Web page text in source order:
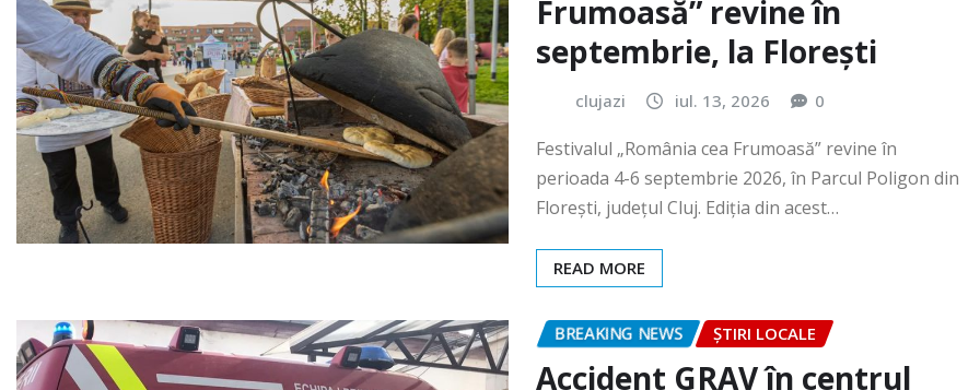
clujazi iul. 13, 2026 0
Festivalul „România cea Frumoasă” revine în
perioada 4-6 septembrie 2026, în Parcul Poligon din
Floreşti, județul Cluj. Ediția din acest…
READ MORE
BREAKING NEWS
Accident GRAV în centrul
orașului. O femeie a rămas
încarcerată